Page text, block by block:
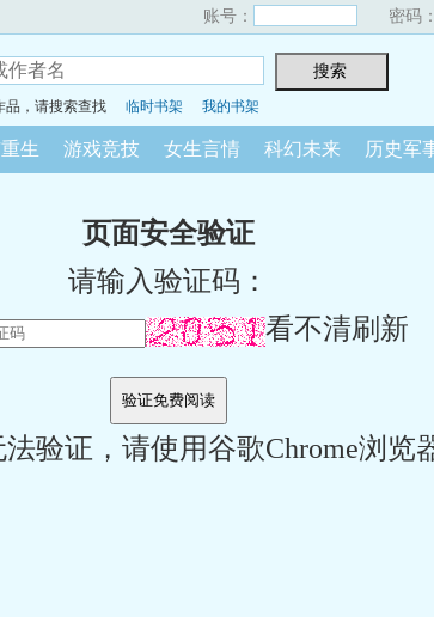
账号： 密码：
品，请搜索查找 临时书架 我的书架
生 游戏竞技 女生言情 科幻未来 历史军
页面安全验证
请输入验证码：
看不清刷新
验证，请使用谷歌Chrome浏览